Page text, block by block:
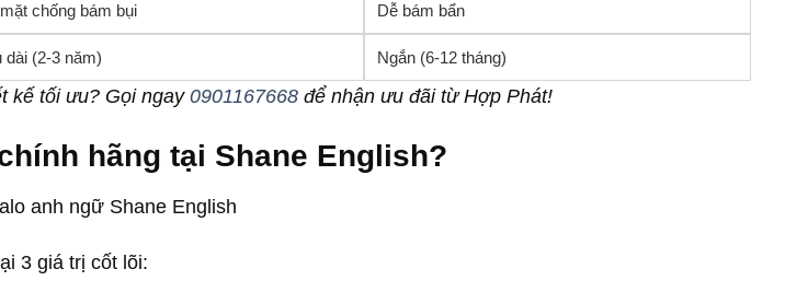
chống bám bụi Dễ bám bẩn
dài (2-3 năm) Ngắn (6-12 tháng)
kế tối ưu? Gọi ngay 0901167668để nhận ưu đãi từ Hợp Phát!
hãng tại Shane English?
3 giá trị cốt lõi: